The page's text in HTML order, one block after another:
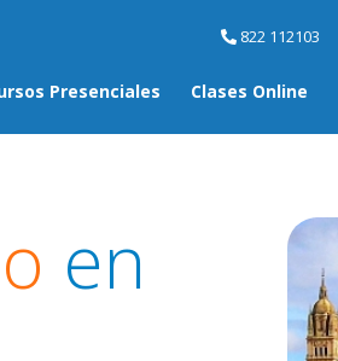
Presenciales Clases Online
822 112103
en